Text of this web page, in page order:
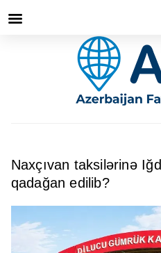
Naxçıvan taksilərinə
qadağan edilib?